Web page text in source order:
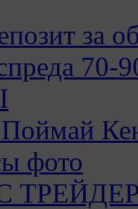
за
70-
фото